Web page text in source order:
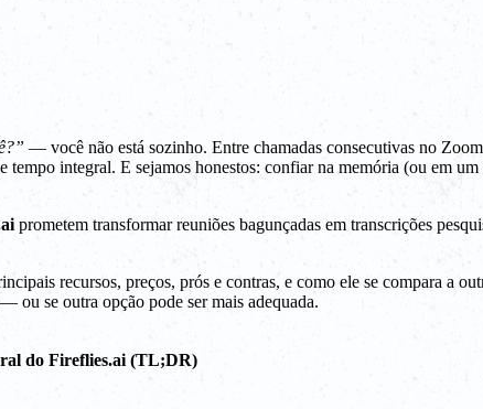
— você não está sozinho. Entre chamadas consecutivas no
tempo integral. E sejamos honestos: confiar na memória (ou em
prometem transformar reuniões bagunçadas em transcrições
recursos, preços, prós e contras, e como ele se compara a
ou se outra opção pode ser mais adequada.
do Fireflies.ai (TL;DR)